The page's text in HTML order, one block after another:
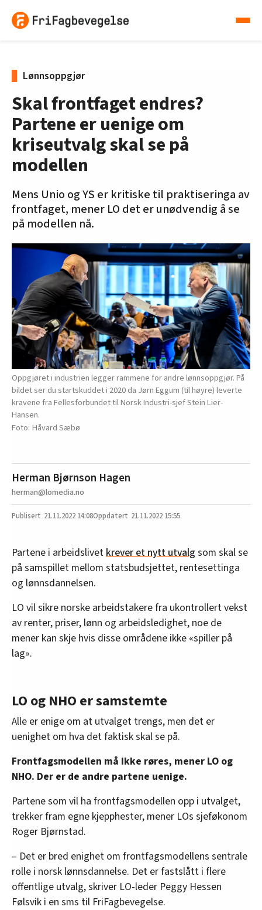
Lønnsoppgjør
Skal frontfaget endres?
Partene er uenige om
kriseutvalg skal se på
modellen
Mens Unio og YS er kritiske til praktiseringa av
frontfaget, mener LO det er unødvendig å se
på modellen nå.
Oppgjøret i industrien legger rammene for andre lønnsoppgjør. På
bildet ser du startskuddet i 2020 da Jørn Eggum (til høyre) leverte
kravene fra Fellesforbundet til Norsk Industri-sjef Stein Lier-
Hansen.
Håvard Sæbø
Herman Bjørnson Hagen
herman@lomedia.no
21.11.2022 14:08 21.11.2022 15:55
Partene i arbeidslivet krever et nytt utvalg som skal se
på samspillet mellom statsbudsjettet, rentesettinga
og lønnsdannelsen.
LO vil sikre norske arbeidstakere fra ukontrollert vekst
av renter, priser, lønn og arbeidsledighet, noe de
mener kan skje hvis disse områdene ikke «spiller på
lag».
LO og NHO er samstemte
Alle er enige om at utvalget trengs, men det er
uenighet om hva det faktisk skal se på.
Frontfagsmodellen må ikke røres, mener LO og
NHO. Der er de andre partene uenige.
Partene som vil ha frontfagsmodellen opp i utvalget,
trekker fram egne kjepphester, mener LOs sjeføkonom
Roger Bjørnstad.
– Det er bred enighet om frontfagsmodellens sentrale
rolle i norsk lønnsdannelse. Det er fastslått i flere
offentlige utvalg, skriver LO-leder Peggy Hessen
Følsvik i en sms til FriFagbevegelse.